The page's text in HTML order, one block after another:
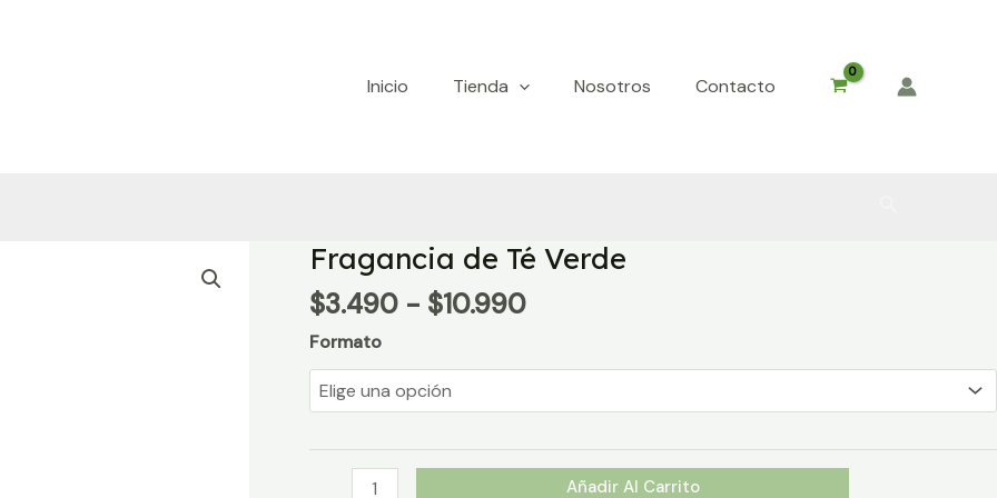
Inicio Tienda Nosotros Contacto
Fragancia de Té Verde
$3.490 - $10.990Rango
precios:
$3.490
hasta
$10.990
Formato
Fragancia
Añadir Al Carrito